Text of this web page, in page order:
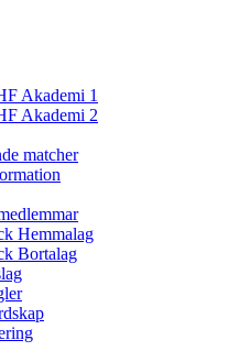
Akademi 1
Akademi 2
matcher
Hemmalag
Bortalag